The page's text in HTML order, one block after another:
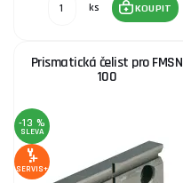
ks KOUPIT
Prismatická čelist pro FMSN
100
-13 %
SLEVA
SERVIS+